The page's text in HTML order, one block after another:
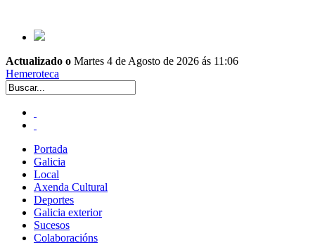
Actualizado o Martes 4 de Agosto de 2026 ás 11:06
Hemeroteca
Portada
Galicia
Local
Axenda Cultural
Deportes
Galicia exterior
Sucesos
Colaboracións